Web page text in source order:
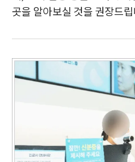
곳을 알아보실 것을 권장드